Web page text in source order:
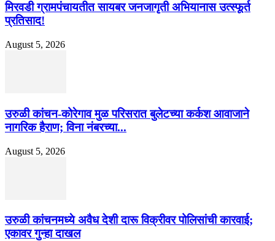
मिरवडी ग्रामपंचायतीत सायबर जनजागृती अभियानास उत्स्फूर्त
प्रतिसाद!
August 5, 2026
उरुळी कांचन-कोरेगाव मुळ परिसरात बुलेटच्या कर्कश आवाजाने
नागरिक हैराण; विना नंबरच्या...
August 5, 2026
उरुळी कांचनमध्ये अवैध देशी दारू विक्रीवर पोलिसांची कारवाई;
एकावर गुन्हा दाखल